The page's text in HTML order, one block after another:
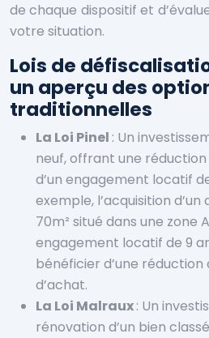
de chaque dispositif et
votre situation.
Lois de
un aperçu des
traditionnelles
La Loi Pinel : Un
neuf, offrant une
d’un engagement locatif
exemple, l’acquisition
70m² situé dans une zone
engagement locatif de 9
bénéficier d’une réduction
d’achat.
La Loi Malraux: Un
rénovation d’un bien